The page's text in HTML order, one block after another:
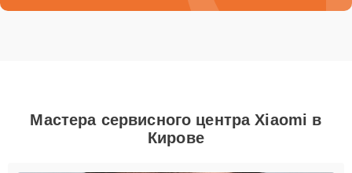
Мастера сервисного центра Xiaomi в
Кирове